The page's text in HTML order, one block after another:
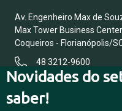
Novidades do
saber!
Av. Engenheiro Max de
Max Tower Business
Coqueiros - Florianópolis/
48 3212-9600
FALE CONOSCO